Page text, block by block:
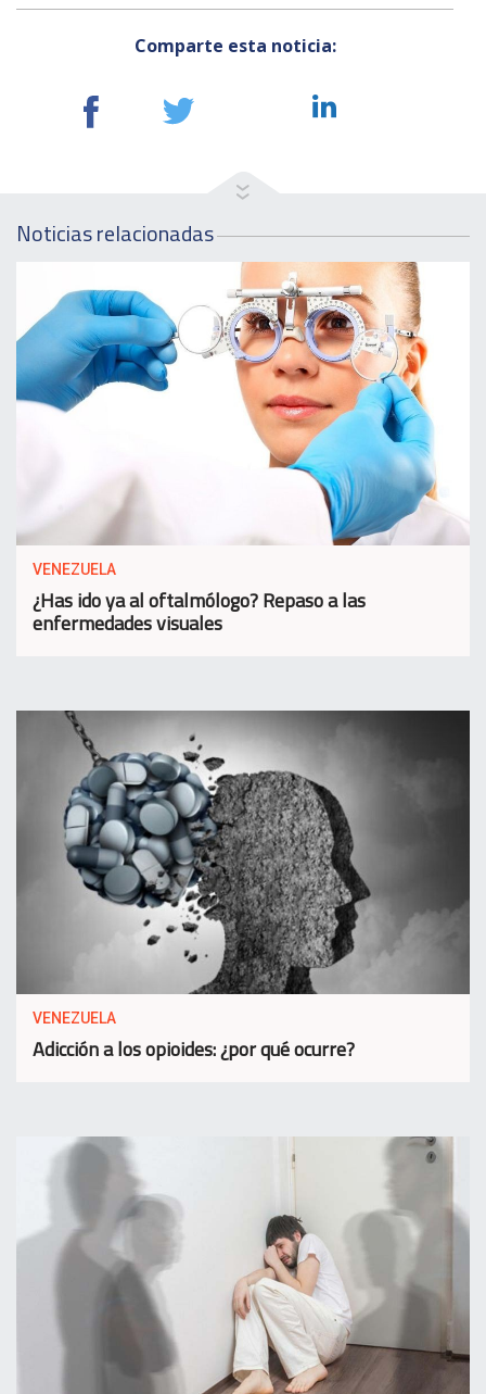
Comparte esta noticia:
Noticias relacionadas
VENEZUELA
¿Has ido ya al oftalmólogo? Repaso a las
enfermedades visuales
VENEZUELA
Adicción a los opioides: ¿por qué ocurre?